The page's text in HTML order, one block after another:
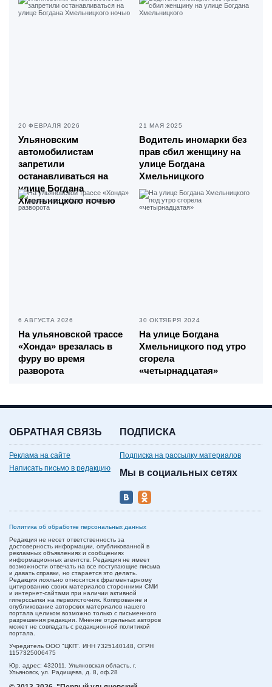
20 ФЕВРАЛЯ 2026
Ульяновским
автомобилистам
запретили
останавливаться на
улице Богдана
Хмельницкого ночью
21 МАЯ 2025
Водитель иномарки без
прав сбил женщину на
улице Богдана
Хмельницкого
6 АВГУСТА 2026
На ульяновской трассе
«Хонда» врезалась в
фуру во время
разворота
30 ОКТЯБРЯ 2024
На улице Богдана
Хмельницкого под утро
сгорела
«четырнадцатая»
ОБРАТНАЯ СВЯЗЬ
Реклама на сайте
Написать письмо в редакцию
ПОДПИСКА
Подписка на рассылку материалов
Мы в социальных сетях
Политика об обработке персональных данных
Редакция не несет ответственность за
достоверность информации, опубликованной в
рекламных объявлениях и сообщениях
информационных агентств. Редакция не имеет
возможности отвечать на все поступающие письма
и давать справки, но старается это делать.
Редакция лояльно относится к фрагментарному
цитированию своих материалов сторонними СМИ
и интернет-сайтами при наличии активной
гиперссылки на первоисточник. Копирование и
опубликование авторских материалов нашего
портала целиком возможно только с письменного
разрешения редакции. Мнение отдельных авторов
может не совпадать с редакционной политикой
портала.
Учредитель ООО "ЦКП". ИНН 7325140148, ОГРН
1157325006475
Юр. адрес: 432011, Ульяновская область, г.
Ульяновск, ул. Радищева, д. 8, оф.28